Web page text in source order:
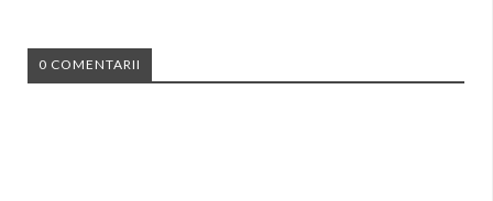
0 COMENTARII